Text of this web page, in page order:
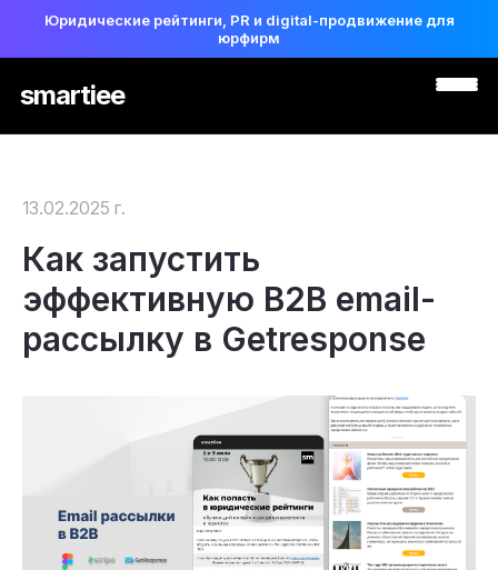
Юридические рейтинги, PR и digital-продвижение для
юрфирм
smartiee
13.02.2025 г.
Как запустить
эффективную B2B email-
рассылку в Getresponse